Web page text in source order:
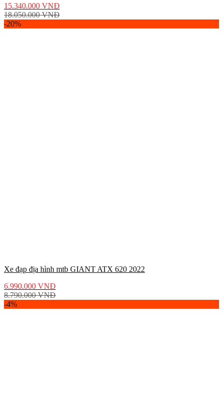
15.340.000 VNĐ
18.050.000VNĐ
-20%
Xe đạp địa hình mtb GIANT ATX 620 2022
6.990.000 VNĐ
8.790.000VNĐ
-4%